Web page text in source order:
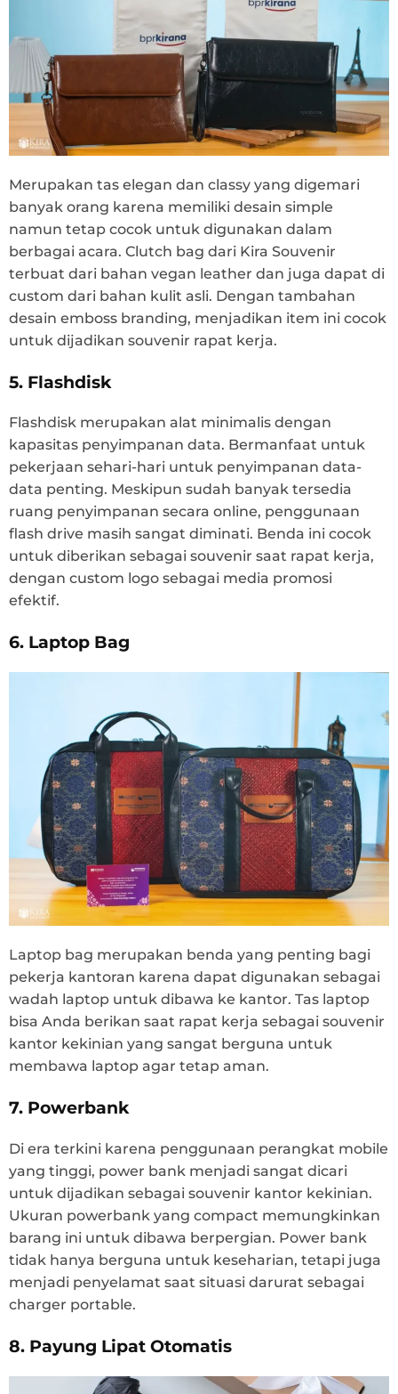
Merupakan tas elegan dan classy yang digemari
banyak orang karena memiliki desain simple
namun tetap cocok untuk digunakan dalam
berbagai acara. Clutch bag dari Kira Souvenir
terbuat dari bahan vegan leather dan juga dapat di
custom dari bahan kulit asli. Dengan tambahan
desain emboss branding, menjadikan item ini cocok
untuk dijadikan souvenir rapat kerja.
5. Flashdisk
Flashdisk merupakan alat minimalis dengan
kapasitas penyimpanan data. Bermanfaat untuk
pekerjaan sehari-hari untuk penyimpanan data-
data penting. Meskipun sudah banyak tersedia
ruang penyimpanan secara online, penggunaan
flash drive masih sangat diminati. Benda ini cocok
untuk diberikan sebagai souvenir saat rapat kerja,
dengan custom logo sebagai media promosi
efektif.
6. Laptop Bag
Laptop bag merupakan benda yang penting bagi
pekerja kantoran karena dapat digunakan sebagai
wadah laptop untuk dibawa ke kantor. Tas laptop
bisa Anda berikan saat rapat kerja sebagai souvenir
kantor kekinian yang sangat berguna untuk
membawa laptop agar tetap aman.
7. Powerbank
Di era terkini karena penggunaan perangkat mobile
yang tinggi, power bank menjadi sangat dicari
untuk dijadikan sebagai souvenir kantor kekinian.
Ukuran powerbank yang compact memungkinkan
barang ini untuk dibawa berpergian. Power bank
tidak hanya berguna untuk keseharian, tetapi juga
menjadi penyelamat saat situasi darurat sebagai
charger portable.
8. Payung Lipat Otomatis